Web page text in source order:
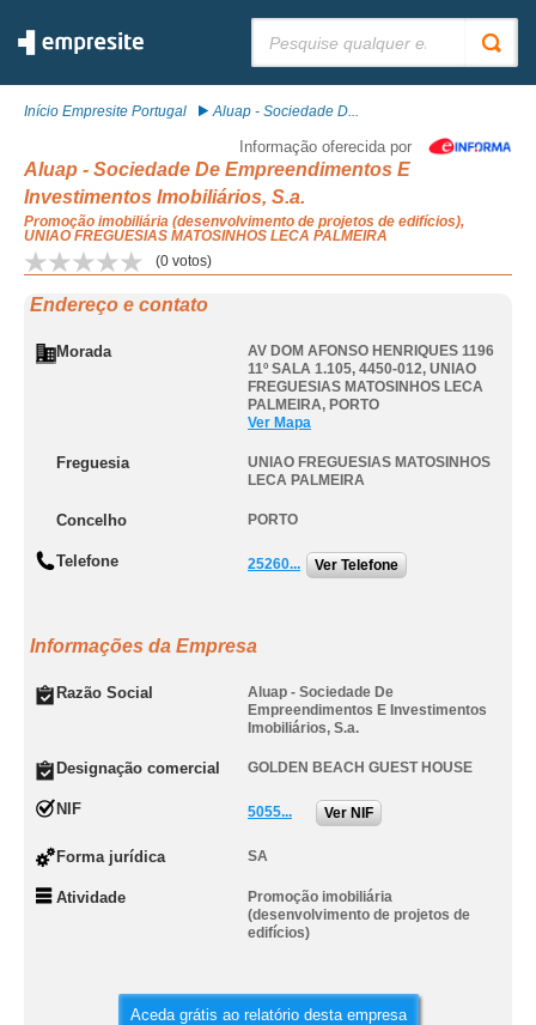
Início Empresite Portugal Aluap - Sociedade D...
Informação oferecida por
Aluap - Sociedade De Empreendimentos E
Investimentos Imobiliários, S.a.
Promoção imobiliária (desenvolvimento de projetos de edifícios),
UNIAO FREGUESIAS MATOSINHOS LECA PALMEIRA
(0 votos)
Endereço e contato
Morada
AV DOM AFONSO HENRIQUES 1196
11º SALA 1.105, 4450-012, UNIAO
FREGUESIAS MATOSINHOS LECA
PALMEIRA, PORTO
Ver Mapa
Freguesia
UNIAO FREGUESIAS MATOSINHOS
LECA PALMEIRA
Concelho PORTO
Telefone 25260... Ver Telefone
Informações da Empresa
Razão Social
Aluap - Sociedade De
Empreendimentos E Investimentos
Imobiliários, S.a.
Designação comercial GOLDEN BEACH GUEST HOUSE
NIF 5055... Ver NIF
Forma jurídica SA
Atividade
Promoção imobiliária
(desenvolvimento de projetos de
edifícios)
Aceda grátis ao relatório desta empresa